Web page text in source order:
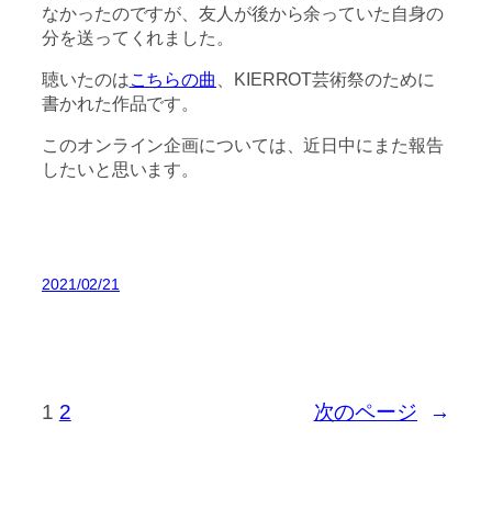
なかったのですが、友人が後から余っていた自身の
分を送ってくれました。
聴いたのはこちらの曲
、KIERROT芸術祭のために
書かれた作品です。
このオンライン企画については、近日中にまた報告
したいと思います。
2021/02/21
1 2 次のページ →